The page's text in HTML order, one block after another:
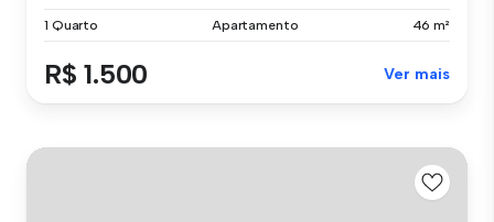
1 Quarto Apartamento 46 m²
R$ 1.500 Ver mais